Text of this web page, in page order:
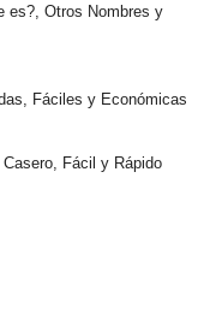
es?, Otros Nombres y
Fáciles y Económicas
Fácil y Rápido